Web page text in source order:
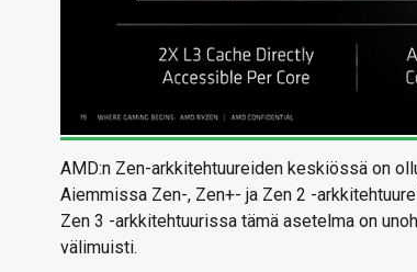
AMD:n Zen-arkkitehtuureiden keskiössä on
Aiemmissa Zen-, Zen+- ja Zen 2 -
Zen 3 -arkkitehtuurissa tämä asetelma on
välimuisti.